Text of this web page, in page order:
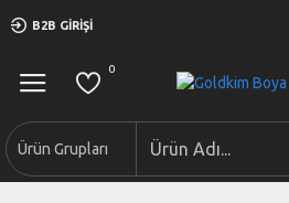
B2B GIRIŞI
0
Ürün Grupları